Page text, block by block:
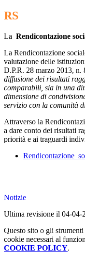
RS
La Rendicontazione
La Rendicontazione
valutazione delle
D.P.R. 28 marzo 2013, n.
diffusione dei risultati
comparabili, sia in una
dimensione di
servizio con la comunità
Attraverso la
a dare conto dei risultati
priorità e ai traguardi
Notizie
Ultima revisione il 04-04-
Questo sito o gli
cookie necessari al
COOKIE POLICY.